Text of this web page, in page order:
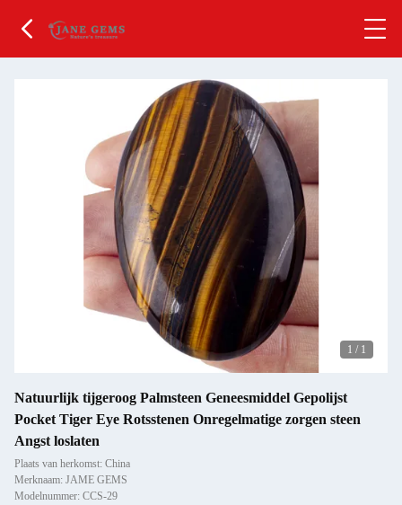
1 / 1
Natuurlijk tijgeroog Palmsteen Geneesmiddel Gepolijst
Pocket Tiger Eye Rotsstenen Onregelmatige zorgen steen
Angst loslaten
Plaats van herkomst: China
Merknaam: JAME GEMS
Modelnummer: CCS-29